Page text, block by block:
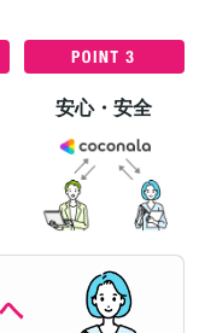
安心・安全